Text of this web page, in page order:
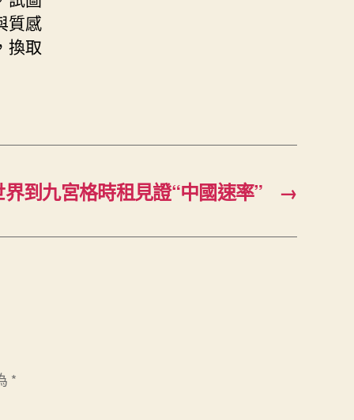
質感
換取
→
到九宮格時租見證“中國速率”
*